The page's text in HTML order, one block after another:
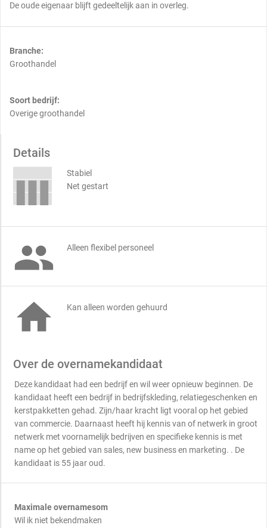
De oude eigenaar blijft gedeeltelijk aan in overleg.
Branche:
Groothandel
Soort bedrijf:
Overige groothandel
Details
Stabiel
Net gestart
 Alleen flexibel personeel
 Kan alleen worden gehuurd
Over de overnamekandidaat
Deze kandidaat had een bedrijf en wil weer opnieuw beginnen. De
kandidaat heeft een bedrijf in bedrijfskleding, relatiegeschenken en
kerstpakketten gehad. Zijn/haar kracht ligt vooral op het gebied
van commercie. Daarnaast heeft hij kennis van of netwerk in groot
netwerk met voornamelijk bedrijven en specifieke kennis is met
name op het gebied van sales, new business en marketing. . De
kandidaat is 55 jaar oud.
Maximale overnamesom
Wil ik niet bekendmaken